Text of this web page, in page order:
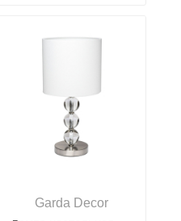
Garda Decor